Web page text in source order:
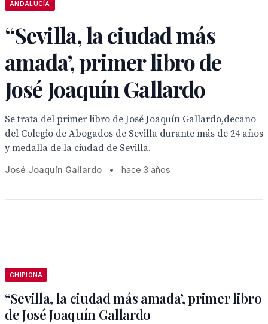
ANDALUCÍA
“Sevilla, la ciudad más
amada’, primer libro de
José Joaquín Gallardo
Se trata del primer libro de José Joaquín Gallardo,decano
del Colegio de Abogados de Sevilla durante más de 24 años
y medalla de la ciudad de Sevilla.
José Joaquín Gallardo • hace 3 años
CHIPIONA
“Sevilla, la ciudad más amada’, primer libro
de José Joaquín Gallardo